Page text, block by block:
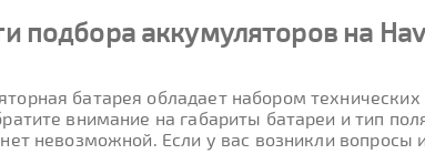
подбора аккумуляторов на
батарея обладает набором
внимание на габариты батареи и тип
невозможной. Если у вас возникли